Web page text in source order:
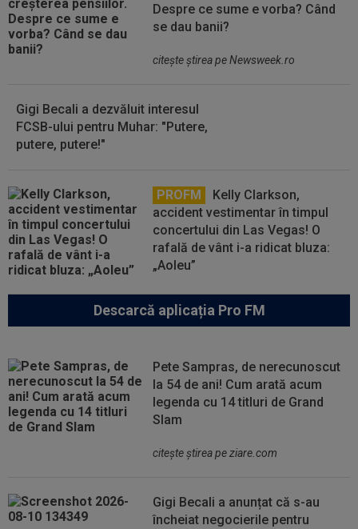
Despre ce sume e vorba? Când
se dau banii?
citeşte ştirea pe Newsweek.ro
Gigi Becali a dezvăluit interesul
FCSB-ului pentru Muhar: "Putere,
putere, putere!"
PROFM
Kelly Clarkson,
accident vestimentar în timpul
concertului din Las Vegas! O
rafală de vânt i-a ridicat bluza:
„Aoleu”
Descarcă aplicația Pro FM
Pete Sampras, de nerecunoscut
la 54 de ani! Cum arată acum
legenda cu 14 titluri de Grand
Slam
citeşte ştirea pe ziare.com
Gigi Becali a anunțat că s-au
încheiat negocierile pentru